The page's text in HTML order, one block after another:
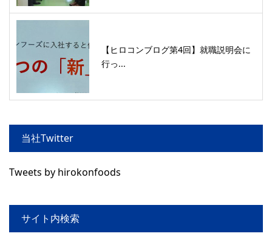
【ヒロコンブログ第4回】就職説明会に
行っ...
当社Twitter
Tweets by hirokonfoods
サイト内検索